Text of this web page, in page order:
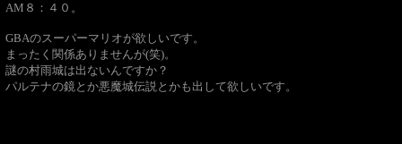
AM８：４０。
GBAのスーパーマリオが欲しいです。
まったく関係ありませんが(笑)。
謎の村雨城は出ないんですか？
パルテナの鏡とか悪魔城伝説とかも出して欲しいです。